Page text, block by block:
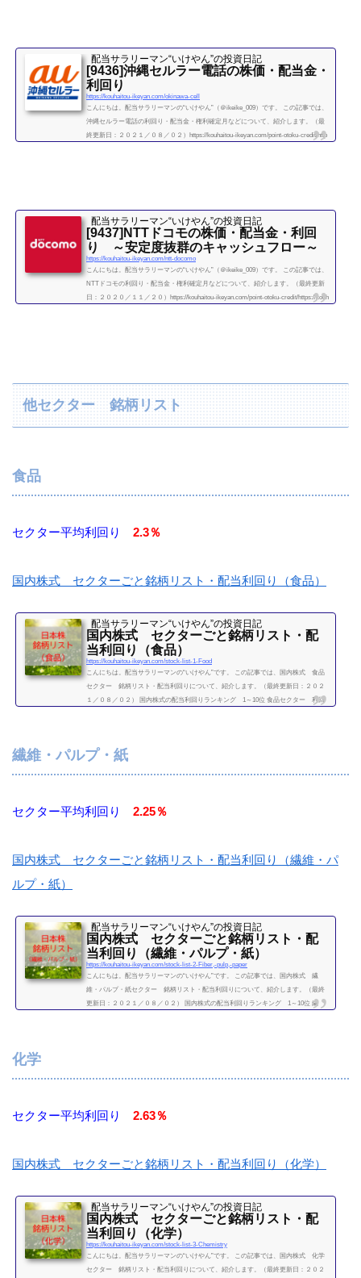
配当サラリーマン“いけやん”の投資日記 ​
[9436]沖縄セルラー電話の株価・配当金・
利回り
https://kouhaitou-ikeyan.com/okinawa-cell
こんにちは。配当サラリーマンの“いけやん”（＠ikeike_009）です。 この記事では、
沖縄セルラー電話の利回り・配当金・権利確定月などについて、紹介します。（最
終更新日：２０２１／０８／０２）https://kouhaitou-ikeyan.com/point-otoku-credit/http
続きを読む
配当サラリーマン“いけやん”の投資日記 ​
[9437]NTTドコモの株価・配当金・利回
り ～安定度抜群のキャッシュフロー～
https://kouhaitou-ikeyan.com/ntt-docomo
こんにちは。配当サラリーマンの“いけやん”（＠ikeike_009）です。 この記事では、
NTTドコモの利回り・配当金・権利確定月などについて、紹介します。（最終更新
日：２０２０／１１／２０）https://kouhaitou-ikeyan.com/point-otoku-credit/https://kouh
他セクター 銘柄リスト
食品
セクター平均利回り 2.3％
国内株式 セクターごと銘柄リスト・配当利回り（食品）
配当サラリーマン“いけやん”の投資日記 ​
国内株式 セクターごと銘柄リスト・配
当利回り（食品）
https://kouhaitou-ikeyan.com/stock-list-1-Food
こんにちは。配当サラリーマンの“いけやん”です。 この記事では、国内株式 食品
セクター 銘柄リスト・配当利回りについて、紹介します。（最終更新日：２０２
１／０８／０２） 国内株式の配当利回りランキング 1～10位 食品セクター 利回
グス131.72801キッコーマン68.50...
続きを読む
繊維・パルプ・紙
セクター平均利回り 2.25％
国内株式 セクターごと銘柄リスト・配当利回り（繊維・パ
ルプ・紙）
配当サラリーマン“いけやん”の投資日記 ​
国内株式 セクターごと銘柄リスト・配
当利回り（繊維・パルプ・紙）
https://kouhaitou-ikeyan.com/stock-list-2-Fiber,-pulp,-paper
こんにちは。配当サラリーマンの“いけやん”です。 この記事では、国内株式 繊
維・パルプ・紙セクター 銘柄リスト・配当利回りについて、紹介します。（最終
更新日：２０２１／０８／０２） 国内株式の配当利回りランキング 1～10位 繊
続きを読む
化学
セクター平均利回り 2.63％
国内株式 セクターごと銘柄リスト・配当利回り（化学）
配当サラリーマン“いけやん”の投資日記 ​
国内株式 セクターごと銘柄リスト・配
当利回り（化学）
https://kouhaitou-ikeyan.com/stock-list-3-Chemistry
こんにちは。配当サラリーマンの“いけやん”です。 この記事では、国内株式 化学
セクター 銘柄リスト・配当利回りについて、紹介します。（最終更新日：２０２